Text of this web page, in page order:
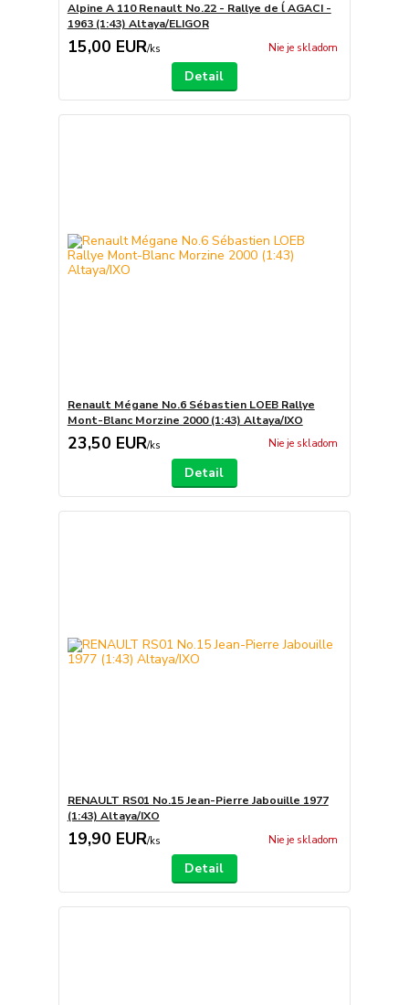
Alpine A 110 Renault No.22 - Rallye de ĺ AGACI -
1963 (1:43) Altaya/ELIGOR
15,00 EUR/ks Nie je skladom
Detail
Renault Mégane No.6 Sébastien LOEB Rallye
Mont-Blanc Morzine 2000 (1:43) Altaya/IXO
23,50 EUR/ks Nie je skladom
Detail
RENAULT RS01 No.15 Jean-Pierre Jabouille 1977
(1:43) Altaya/IXO
19,90 EUR/ks Nie je skladom
Detail